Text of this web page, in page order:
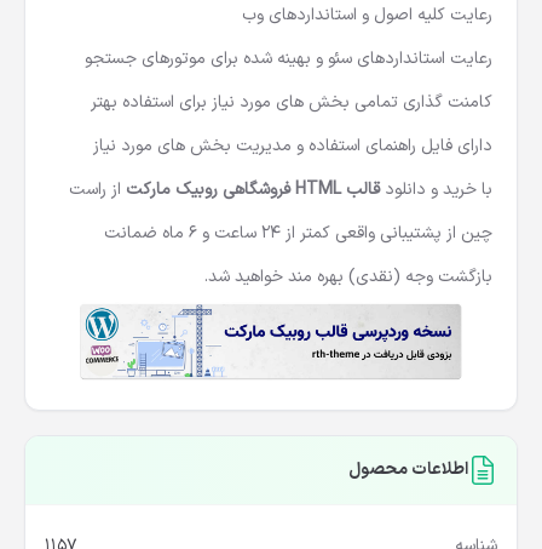
رعایت کلیه اصول و استانداردهای وب
رعایت استانداردهای سئو و بهینه شده برای موتورهای جستجو
کامنت گذاری تمامی بخش های مورد نیاز برای استفاده بهتر
دارای فایل راهنمای استفاده و مدیریت بخش های مورد نیاز
با خرید و دانلودقالب HTML فروشگاهی روبیک مارکت
از راست
چین از پشتیبانی واقعی کمتر از 24 ساعت و 6 ماه ضمانت
بازگشت وجه (نقدی) بهره مند خواهید شد.
اطلاعات محصول